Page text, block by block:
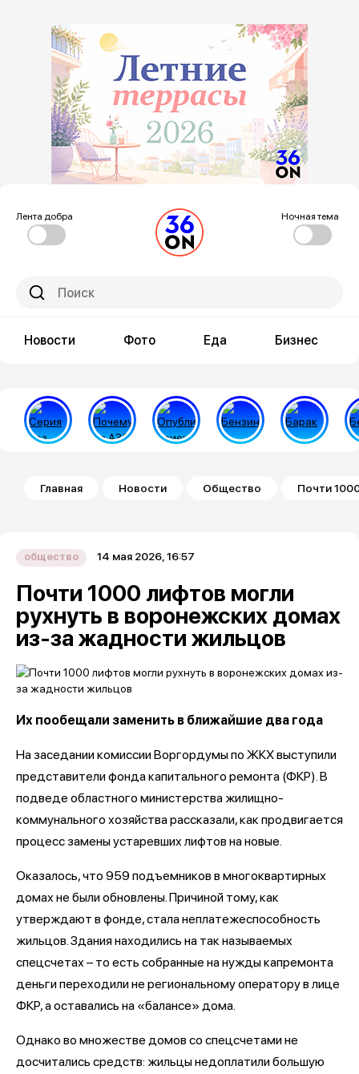
Лента добра Ночная тема
Новости Фото Еда Бизнес
Строка навигации
Главная Новости Общество Почти
общество 14 мая 2026, 16:57
Почти 1000 лифтов могли
рухнуть в воронежских домах
из-за жадности жильцов
Их пообещали заменить в ближайшие два года
На заседании комиссии Воргордумы по ЖКХ выступили
представители фонда капитального ремонта (ФКР). В
подведе областного министерства жилищно-
коммунального хозяйства рассказали, как продвигается
процесс замены устаревших лифтов на новые.
Оказалось, что 959 подъемников в многоквартирных
домах не были обновлены. Причиной тому, как
утверждают в фонде, стала неплатежеспособность
жильцов. Здания находились на так называемых
спецсчетах – то есть собранные на нужды капремонта
деньги переходили не региональному оператору в лице
ФКР, а оставались на «балансе» дома.
Однако во множестве домов со спецсчетами не
досчитались средств: жильцы недоплатили большую